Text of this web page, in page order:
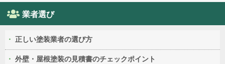
業者選び
正しい塗装業者の選び方
外壁・屋根塗装の見積書のチェックポイント